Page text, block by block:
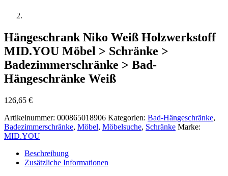
Hängeschrank Niko Weiß Holzwerkstoff
MID.YOU Möbel > Schränke >
Badezimmerschränke > Bad-
Hängeschränke Weiß
126,65 €
Artikelnummer: 000865018906 Kategorien: Bad-Hängeschränke,
Badezimmerschränke, Möbel, Möbelsuche, Schränke Marke:
MID.YOU
Beschreibung
Zusätzliche Informationen